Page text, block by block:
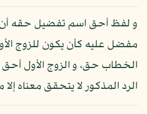
و لفظ أحق اسم تفضيل حقه أن
مفضل عليه كأن يكون للزوج
الخطاب حق، و الزوج الأول أحق
الرد المذكور لا يتحقق معناه إلا